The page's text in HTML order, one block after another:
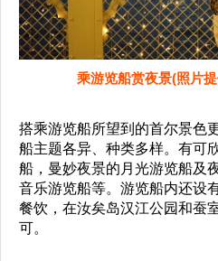
乘游览船赏夜景(照片
搭乘游览船所望到的首尔景色
船主题各异、种类多样。有可
船，曼妙夜景的月光游览船及
音乐游览船等。游览船内还设
餐饮，在汝矣岛汉江公园和蚕
可。